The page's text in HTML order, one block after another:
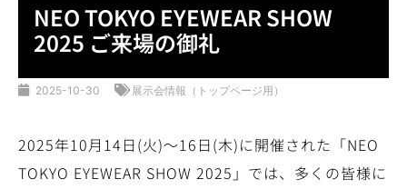
NEO TOKYO EYEWEAR SHOW
2025 ご来場の御礼
2025-10-30 展示会情報（トップページ用）
2025年10月14日(火)～16日(木)に開催された「NEO
TOKYO EYEWEAR SHOW 2025」では、多くの皆様に